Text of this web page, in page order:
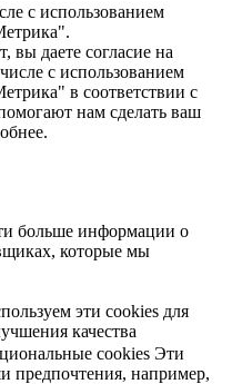
с использованием
вы даете согласие на
с использованием
в соответствии с
нам сделать ваш
больше информации о
которые мы
эти cookies для
качества
cookies Эти
предпочтения, например,